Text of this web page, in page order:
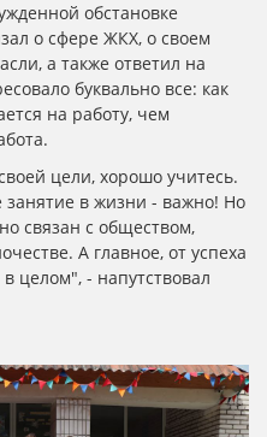
обстановке
о сфере ЖКХ, о своем
а также ответил на
буквально все: как
на работу, чем
цели, хорошо учитесь.
занятие в жизни - важно! Но
связан с обществом,
А главное, от успеха
целом", - напутствовал